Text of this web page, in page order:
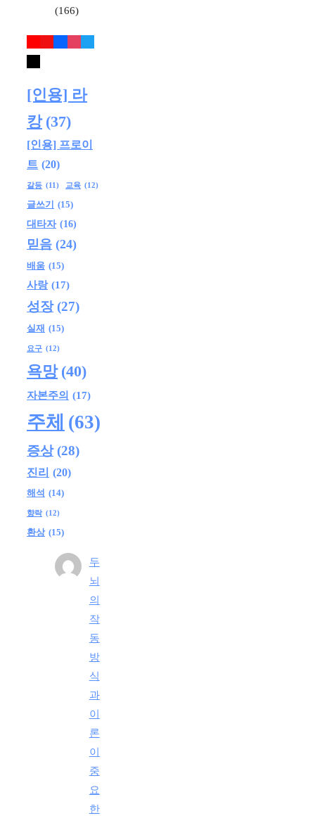
(166)
[인용] 라
캉 (37)
[인용] 프로이
트 (20)
갈등 (11) 교육 (12)
글쓰기
(15)
대타자 (16)
믿음 (24)
배움 (15)
사랑 (17)
성장 (27)
실재 (15)
요구 (12)
욕망 (40)
자본주의 (17)
주체 (63)
증상 (28)
진리 (20)
해석 (14)
향락 (12)
환상 (15)
두
뇌
의
작
동
방
식
과
이
론
이
중
요
한